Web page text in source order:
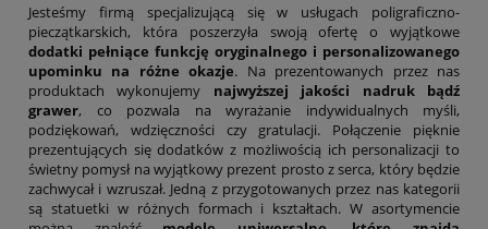
Wagraf
Waterman
Jesteśmy firmą specjalizującą się w usługach poligraficzno-
pieczątkarskich, która poszerzyła swoją ofertę o wyjątkowe
dodatki pełniące funkcję oryginalnego i personalizowanego
upominku na różne okazje. Na prezentowanych przez nas
produktach wykonujemy najwyższej jakości nadruk bądź
grawer, co pozwala na wyrażanie indywidualnych myśli,
podziękowań, wdzięczności czy gratulacji. Połączenie pięknie
prezentujących się dodatków z możliwością ich personalizacji to
świetny pomysł na wyjątkowy prezent prosto z serca, który będzie
zachwycał i wzruszał. Jedną z przygotowanych przez nas kategorii
są statuetki w różnych formach i kształtach. W asortymencie